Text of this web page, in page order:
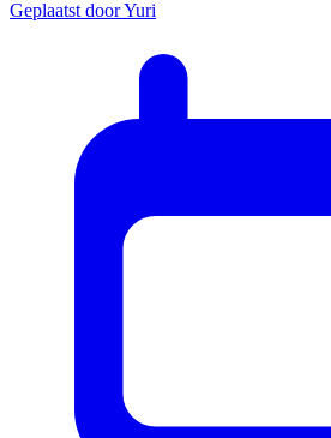
Geplaatst doorYuri